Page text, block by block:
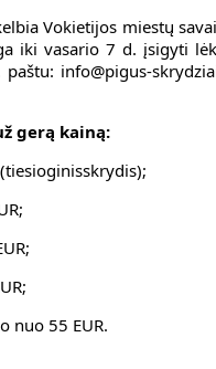
Vokietijos miestų
iki vasario 7 d. įsigyti
info@pigus-
gerą kainą:
nuo 55 EUR.